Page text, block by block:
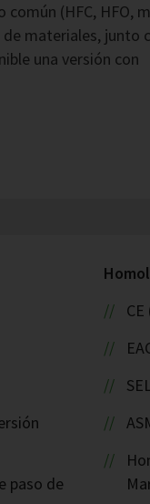
(HFC, HFO,
materiales, junto
una versión con
paso de